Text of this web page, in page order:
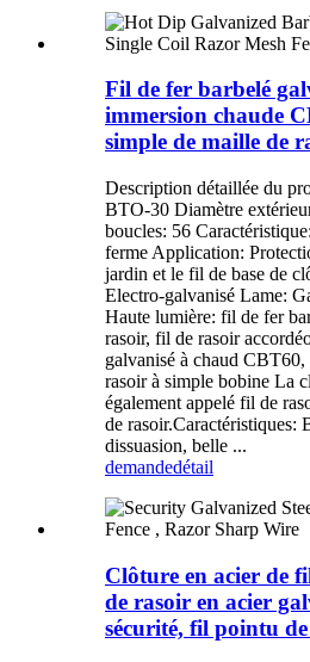
Fil de fer barbelé
immersion chaude
simple de maille de
Description détaillée du
BTO-30 Diamètre
boucles: 56
ferme Application:
jardin et le fil de base de
Electro-galvanisé Lame:
Haute lumière: fil de fer
rasoir, fil de rasoir
galvanisé à chaud
rasoir à simple bobine La
également appelé fil de
de rasoir.Caractéristiques:
dissuasion, belle ...
demandedétail
Clôture en acier de
de rasoir en acier
sécurité, fil pointu